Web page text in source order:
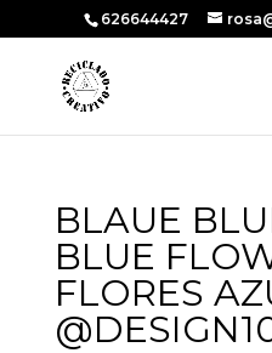
626644427
BLAUE
BLUE
FLORES